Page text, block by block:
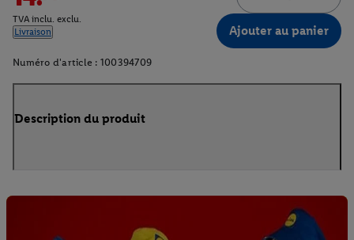
TVA inclu. exclu.
Livraison
Ajouter au panier
Numéro d'article : 100394709
Description du produit